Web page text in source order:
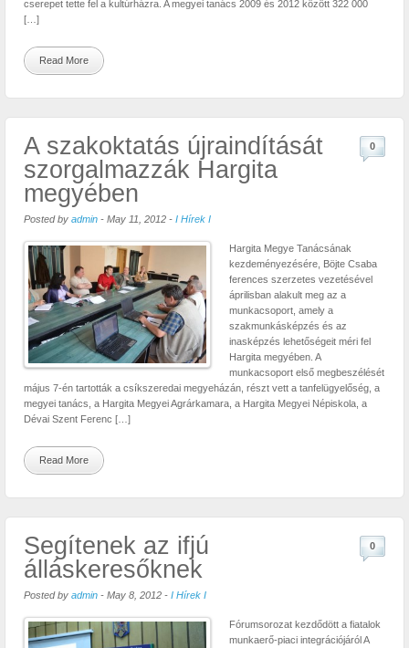
cserepet tette fel a kultúrházra. A megyei tanács 2009 és 2012 között 322 000
[…]
Read More
A szakoktatás újraindítását
szorgalmazzák Hargita
megyében
Posted by admin - May 11, 2012 - I Hírek I
0
Hargita Megye Tanácsának
kezdeményezésére, Böjte Csaba
ferences szerzetes vezetésével
áprilisban alakult meg az a
munkacsoport, amely a
szakmunkásképzés és az
inasképzés lehetőségeit méri fel
Hargita megyében. A
munkacsoport első megbeszélését
május 7-én tartották a csíkszeredai megyeházán, részt vett a tanfelügyelőség, a
megyei tanács, a Hargita Megyei Agrárkamara, a Hargita Megyei Népiskola, a
Dévai Szent Ferenc […]
Read More
Segítenek az ifjú
álláskeresőknek
Posted by admin - May 8, 2012 - I Hírek I
0
Fórumsorozat kezdődött a fiatalok
munkaerő-piaci integrációjáról A